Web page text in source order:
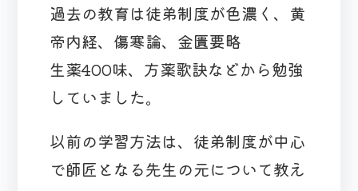
過去の教育は徒弟制度が色濃く、黄
帝内経、傷寒論、金匱要略
生薬400味、方薬歌訣などから勉強
していました。
以前の学習方法は、徒弟制度が中心
で師匠となる先生の元について教え